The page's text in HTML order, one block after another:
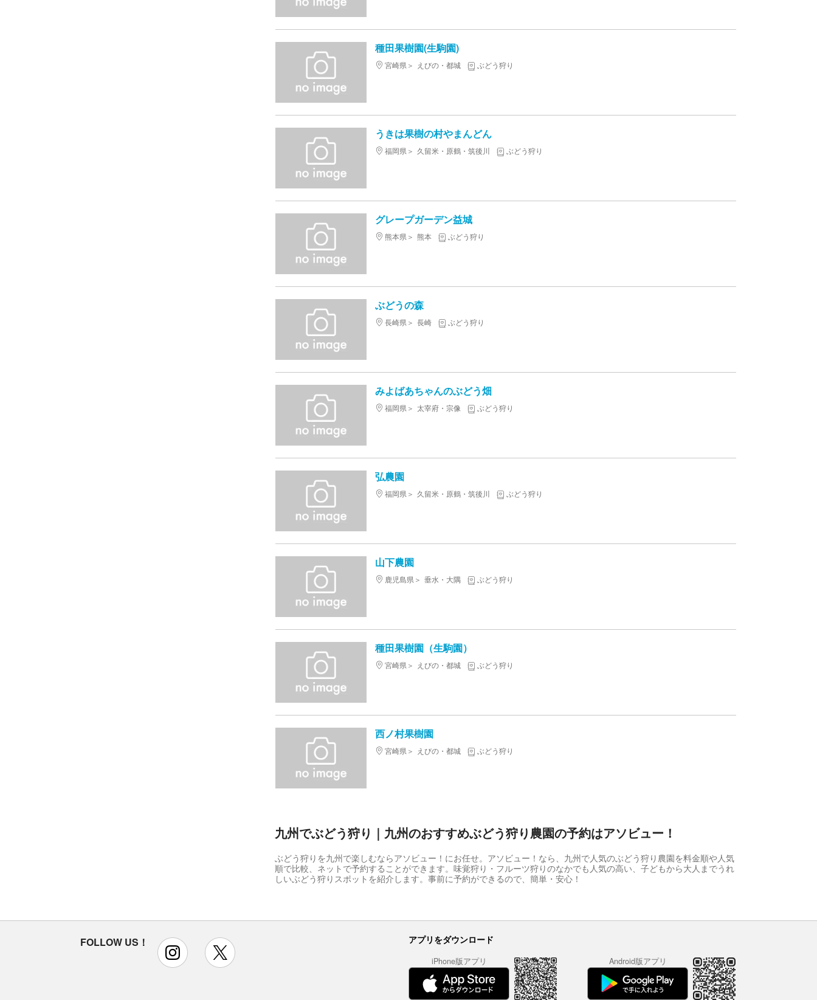
種田果樹園(生駒園)
宮崎県 えびの・都城 ぶどう狩り
うきは果樹の村やまんどん
福岡県 久留米・原鶴・筑後川 ぶどう狩り
グレープガーデン益城
熊本県 熊本 ぶどう狩り
ぶどうの森
長崎県 長崎 ぶどう狩り
みよばあちゃんのぶどう畑
福岡県 太宰府・宗像 ぶどう狩り
弘農園
福岡県 久留米・原鶴・筑後川 ぶどう狩り
山下農園
鹿児島県 垂水・大隅 ぶどう狩り
種田果樹園（生駒園）
宮崎県 えびの・都城 ぶどう狩り
西ノ村果樹園
宮崎県 えびの・都城 ぶどう狩り
九州でぶどう狩り｜九州のおすすめぶどう狩り農園の予約はアソビュー！
ぶどう狩りを九州で楽しむならアソビュー！にお任せ。アソビュー！なら、九州で人気のぶどう狩り農園を料金順や人気
順で比較、ネットで予約することができます。味覚狩り・フルーツ狩りのなかでも人気の高い、子どもから大人までうれ
しいぶどう狩りスポットを紹介します。事前に予約ができるので、簡単・安心！
FOLLOW US！ instagram アプリをダウンロード
iPhone版アプリ Android版アプリ